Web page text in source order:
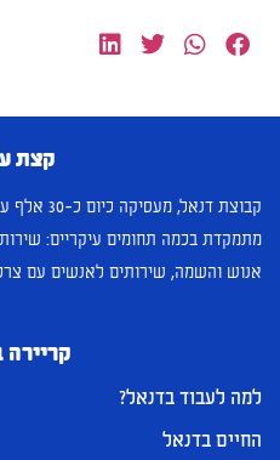
קצת
קבוצת
מתמקדת בכמה תחומים עיקריים:
אנוש והשמה, שירותים לאנשים עם
קריירה
למה לעבוד בדנאל?
החיים בדנאל